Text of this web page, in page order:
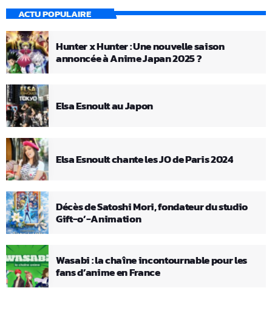
ACTU POPULAIRE
Hunter x Hunter : Une nouvelle saison
annoncée à Anime Japan 2025 ?
Elsa Esnoult au Japon
Elsa Esnoult chante les JO de Paris 2024
Décès de Satoshi Mori, fondateur du studio
Gift-o’-Animation
Wasabi : la chaîne incontournable pour les
fans d’anime en France